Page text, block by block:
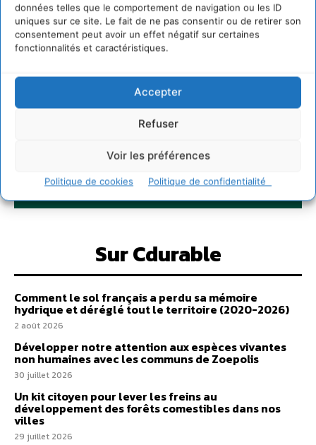
données telles que le comportement de navigation ou les ID
uniques sur ce site. Le fait de ne pas consentir ou de retirer son
consentement peut avoir un effet négatif sur certaines
fonctionnalités et caractéristiques.
Accepter
Refuser
Voir les préférences
Politique de cookies Politique de confidentialité
Sur Cdurable
Comment le sol français a perdu sa mémoire
hydrique et déréglé tout le territoire (2020-2026)
2 août 2026
Développer notre attention aux espèces vivantes
non humaines avec les communs de Zoepolis
30 juillet 2026
Un kit citoyen pour lever les freins au
développement des forêts comestibles dans nos
villes
29 juillet 2026